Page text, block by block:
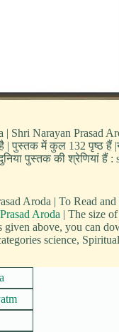
Shri Narayan Prasad
में कुल 132 पृष्ठ हैं
पुस्तक की श्रेणियां हैं :
Aroda | To Read
Aroda | The size
above, you can
science,